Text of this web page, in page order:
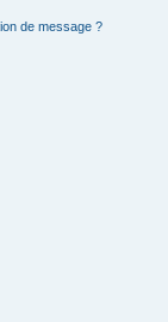
de message ?